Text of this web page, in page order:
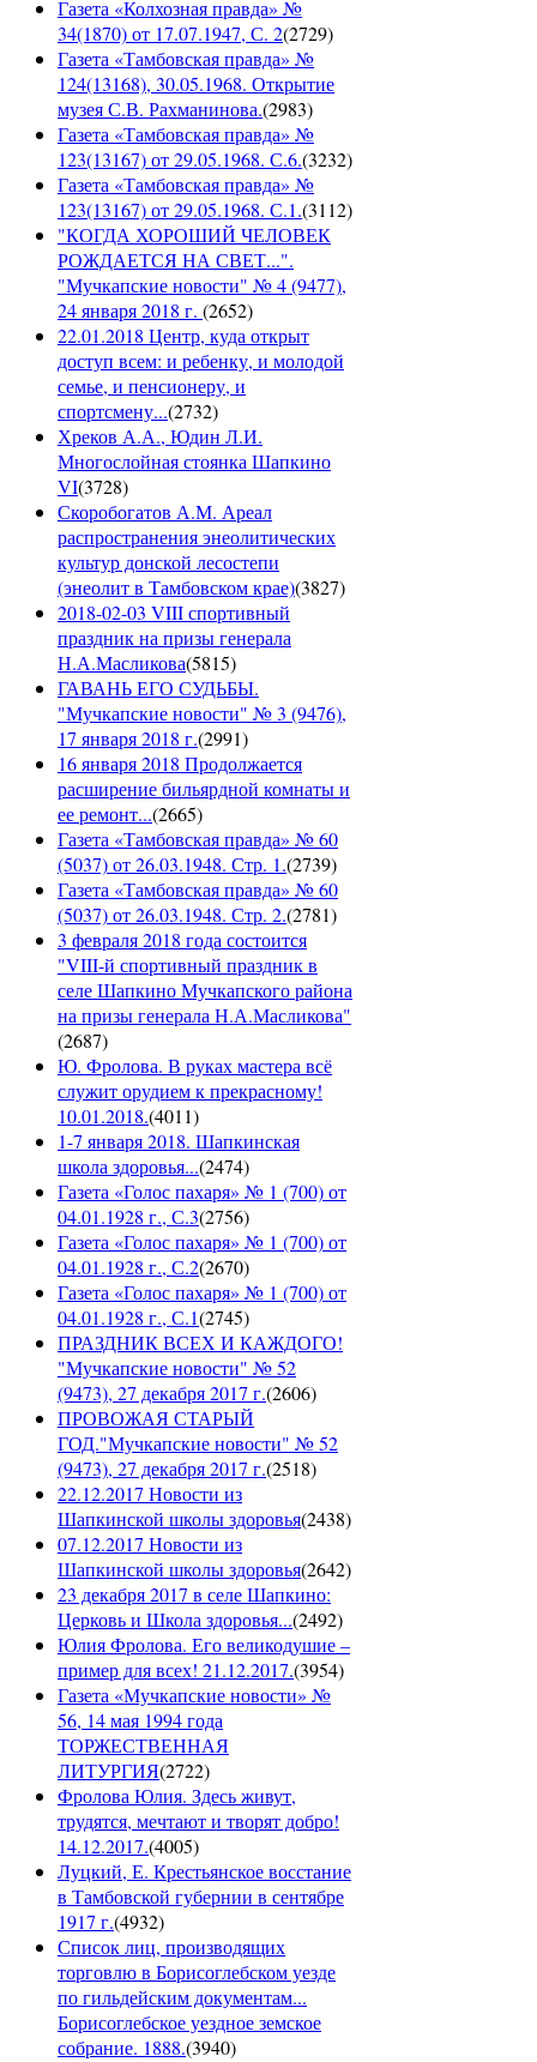
Газета «Колхозная правда» №
34(1870) от 17.07.1947, С. 2(2729)
Газета «Тамбовская правда» №
124(13168), 30.05.1968. Открытие
музея С.В. Рахманинова.(2983)
Газета «Тамбовская правда» №
123(13167) от 29.05.1968. С.6.(3232)
Газета «Тамбовская правда» №
123(13167) от 29.05.1968. С.1.(3112)
"КОГДА ХОРОШИЙ ЧЕЛОВЕК
РОЖДАЕТСЯ НА СВЕТ...".
"Мучкапские новости" № 4 (9477),
24 января 2018 г. (2652)
22.01.2018 Центр, куда открыт
доступ всем: и ребенку, и молодой
семье, и пенсионеру, и
спортсмену...(2732)
Хреков А.А., Юдин Л.И.
Многослойная стоянка Шапкино
VI(3728)
Скоробогатов А.М. Ареал
распространения энеолитических
культур донской лесостепи
(энеолит в Тамбовском крае)(3827)
2018-02-03 VIII спортивный
праздник на призы генерала
Н.А.Масликова(5815)
ГАВАНЬ ЕГО СУДЬБЫ.
"Мучкапские новости" № 3 (9476),
17 января 2018 г.(2991)
16 января 2018 Продолжается
расширение бильярдной комнаты и
ее ремонт...(2665)
Газета «Тамбовская правда» № 60
(5037) от 26.03.1948. Стр. 1.(2739)
Газета «Тамбовская правда» № 60
(5037) от 26.03.1948. Стр. 2.(2781)
3 февраля 2018 года состоится
"VIII-й спортивный праздник в
селе Шапкино Мучкапского района
на призы генерала Н.А.Масликова"
(2687)
Ю. Фролова. В руках мастера всё
служит орудием к прекрасному!
10.01.2018.(4011)
1-7 января 2018. Шапкинская
школа здоровья...(2474)
Газета «Голос пахаря» № 1 (700) от
04.01.1928 г., С.3(2756)
Газета «Голос пахаря» № 1 (700) от
04.01.1928 г., С.2(2670)
Газета «Голос пахаря» № 1 (700) от
04.01.1928 г., С.1(2745)
ПРАЗДНИК ВСЕХ И КАЖДОГО!
"Мучкапские новости" № 52
(9473), 27 декабря 2017 г.(2606)
ПРОВОЖАЯ СТАРЫЙ
ГОД."Мучкапские новости" № 52
(9473), 27 декабря 2017 г.(2518)
22.12.2017 Новости из
Шапкинской школы здоровья(2438)
07.12.2017 Новости из
Шапкинской школы здоровья(2642)
23 декабря 2017 в селе Шапкино:
Церковь и Школа здоровья...(2492)
Юлия Фролова. Его великодушие –
пример для всех! 21.12.2017.(3954)
Газета «Мучкапские новости» №
56, 14 мая 1994 года
ТОРЖЕСТВЕННАЯ
ЛИТУРГИЯ(2722)
Фролова Юлия. Здесь живут,
трудятся, мечтают и творят добро!
14.12.2017.(4005)
Луцкий, Е. Крестьянское восстание
в Тамбовской губернии в сентябре
1917 г.(4932)
Список лиц, производящих
торговлю в Борисоглебском уезде
по гильдейским документам...
Борисоглебское уездное земское
собрание. 1888.(3940)